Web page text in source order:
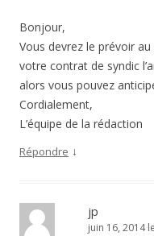
Bonjour,
Vous devrez le prévoir
votre contrat de syndic
alors vous pouvez
Cordialement,
L’équipe de la rédaction
Répondre ↓
jp
juin 16, 2014